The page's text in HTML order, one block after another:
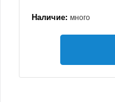
Наличие: много